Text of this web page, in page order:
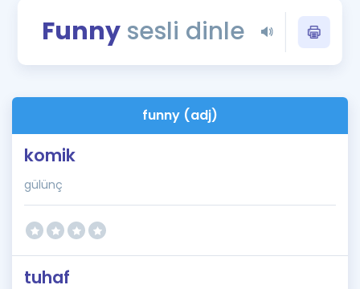
Rehberlik Aracı
Blog
İngilizce Gramer
Funnysesli dinle
funny (adj)
komik
gülünç
tuhaf